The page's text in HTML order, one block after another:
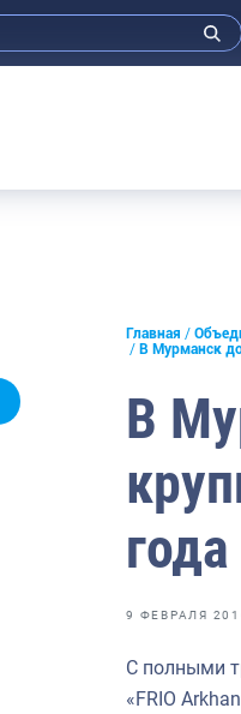
Анонсы
Отраслевые СМИ
Выставки и конференции
Рыбоохрана России
Отрасль в цифрах
Большая африканская
Главная
В Мурманск
В
года
9 ФЕВРАЛЯ
С полными
«FRIO